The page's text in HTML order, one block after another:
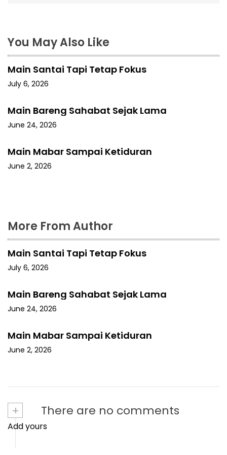
You May Also Like
Main Santai Tapi Tetap Fokus
July 6, 2026
Main Bareng Sahabat Sejak Lama
June 24, 2026
Main Mabar Sampai Ketiduran
June 2, 2026
More From Author
Main Santai Tapi Tetap Fokus
July 6, 2026
Main Bareng Sahabat Sejak Lama
June 24, 2026
Main Mabar Sampai Ketiduran
June 2, 2026
+ There are no comments
Add yours